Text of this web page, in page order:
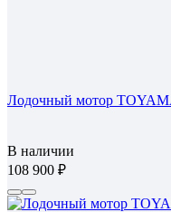
Лодочный мотор
В наличии
108 900